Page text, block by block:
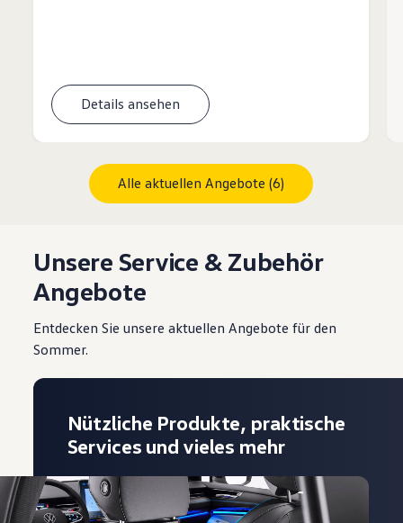
Details ansehen
Alle aktuellen Angebote (6)
Unsere Service & Zubehör
Angebote
Entdecken Sie unsere aktuellen Angebote für den
Sommer.
Nützliche Produkte, praktische
Services und vieles mehr